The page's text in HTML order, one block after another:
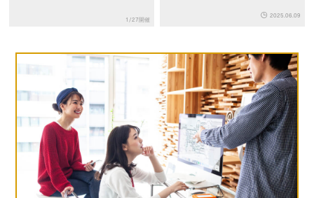
1/27開催
2025.06.09